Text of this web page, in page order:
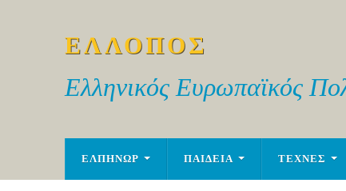
ΕΛΛΟΠΟΣ
Ελληνικός Ευρωπαϊκός
ΕΛΠΗΝΩΡ ΠΑΙΔΕΙΑ ΤΕΧΝΕΣ